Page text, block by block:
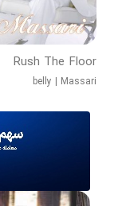
Rush The Floor
belly | Massari